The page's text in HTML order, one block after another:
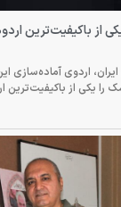
از باکیفیت‌ترین
اردوی آماده‌سازی
را یکی از